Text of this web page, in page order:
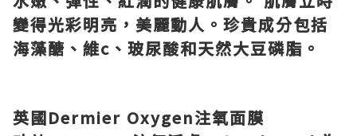
變得光彩明亮，美麗動人。珍貴成分包括
海藻醣、維c 、玻尿酸和天然大豆磷脂。
英國Dermier Oxygen注氧面膜